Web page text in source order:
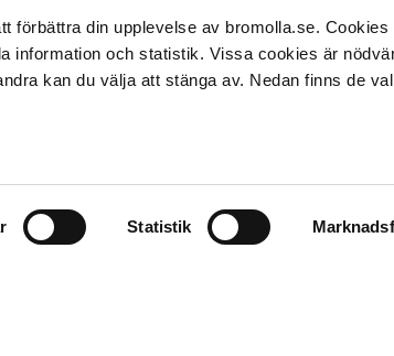
förbättra din upplevelse av bromolla.se. Cookies
information och statistik. Vissa cookies är
kan du välja att stänga av. Nedan finns de
Statistik